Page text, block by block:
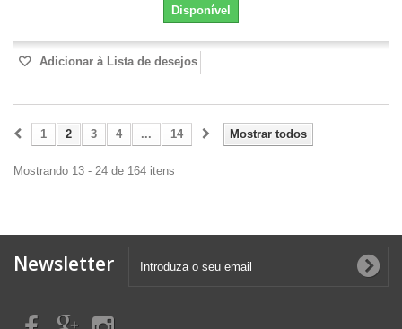
Disponível
Adicionar à Lista de desejos
Mostrar todos
1 2 3 4 ... 14
Mostrando 13 - 24 de 164 itens
Newsletter